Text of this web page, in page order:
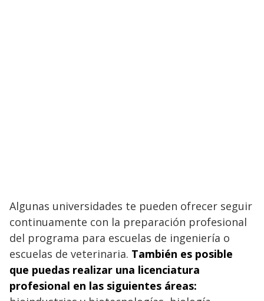
Algunas universidades te pueden ofrecer seguir
continuamente con la preparación profesional
del programa para escuelas de ingeniería o
escuelas de veterinaria. También es posible
que puedas realizar una licenciatura
profesional en las siguientes áreas: